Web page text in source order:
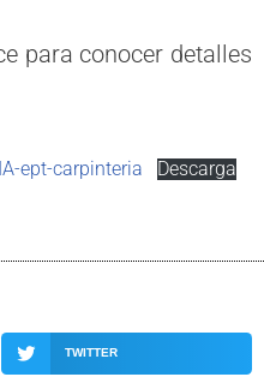
para conocer detalles
ept-carpinteria Descarga
TWITTER